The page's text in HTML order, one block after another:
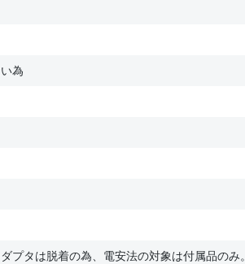
為
プタは脱着の為、電安法の対象は付属品のみ。